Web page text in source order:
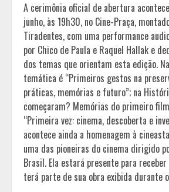
A cerimônia oficial de abertura
junho, às 19h30, no Cine-Praça,
Tiradentes, com uma performance
por Chico de Paula e Raquel Hallak e
dos temas que orientam esta edição.
temática é “Primeiros gestos na
práticas, memórias e futuro”; na
começaram? Memórias do primeiro
“Primeira vez: cinema, descoberta e
acontece ainda a homenagem à
uma das pioneiras do cinema dirigido
Brasil. Ela estará presente para
terá parte de sua obra exibida durante